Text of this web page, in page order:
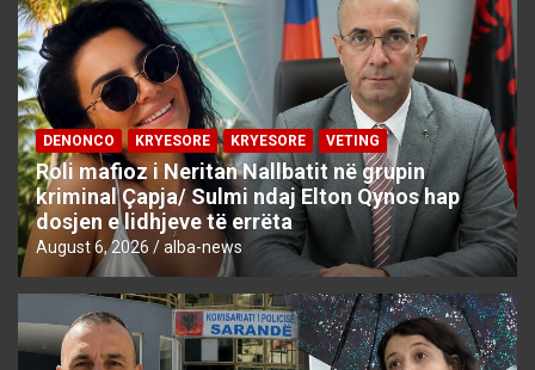
DENONCO KRYESORE KRYESORE VETING
Roli mafioz i Neritan Nallbatit në grupin
kriminal Çapja/ Sulmi ndaj Elton Qynos hap
dosjen e lidhjeve të errëta
August 6, 2026 alba-news